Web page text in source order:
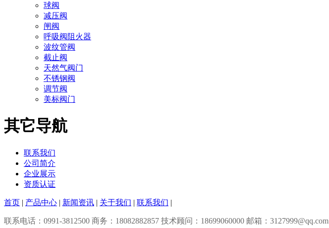
球阀
减压阀
闸阀
呼吸阀阻火器
波纹管阀
截止阀
天然气阀门
不锈钢阀
调节阀
美标阀门
其它导航
联系我们
公司简介
企业展示
资质认证
首页 | 产品中心 | 新闻资讯 | 关于我们 | 联系我们 |
联系电话：0991-3812500 商务：18082882857 技术顾问：18699060000 邮箱：3127999@qq.com